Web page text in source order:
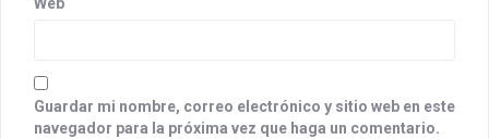
Guardar mi nombre, correo electrónico y sitio web en este
navegador para la próxima vez que haga un comentario.